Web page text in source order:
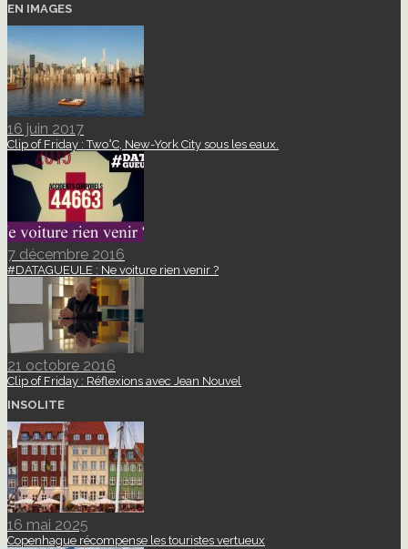
EN IMAGES
16 juin 2017
Clip of Friday : Two°C, New-York City sous les eaux.
7 décembre 2016
#DATAGUEULE : Ne voiture rien venir ?
21 octobre 2016
Clip of Friday : Réflexions avec Jean Nouvel
INSOLITE
16 mai 2025
Copenhague récompense les touristes vertueux